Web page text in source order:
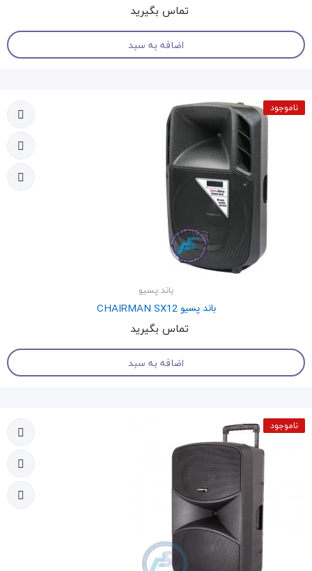
تماس بگیرید
اضافه به سبد
ناموجود
باند پسیو
باند پسیو CHAIRMAN SX12
تماس بگیرید
اضافه به سبد
ناموجود